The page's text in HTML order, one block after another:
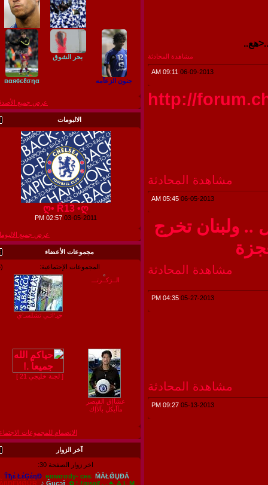
مشاهدة المحادثة
06-09-2013
09:11 AM
http://
مشاهدة المحادثة
06-05-2013
05:45 AM
.. ولبنان تخرج
مشاهدة المحادثة
05-27-2013
04:35 PM
مشاهدة المحادثة
05-13-2013
09:27 PM
ẪβĐẼЙǾỮŘ
جنون الزعآمه
بحر الشوق
вαя¢єℓσηα
عرض جميع الأصدقاء
الالبومات
ღ• Ř13 •ღ
03-05-2011
02:57 PM
عرض جميع الالبومات
مجموعات الأعضاء
المجموعات الإجتماعية:
الــزكــرتـــ
حيـ‘اتـي تشلسـ‘ي
عشآإق القيصر
مآأيكل بآلآإك
[ لجنة خليجي 21 ]
الانضمام للمجموعات الاجتماعية
آخر الزوار
اخر زوار الصفحة 30:
Ťђέ ŁέĢέŋĐ нαмσσdy- cнє ḾẮŁǾЏĐẮ
ẪβĐẼЙǾỮŘ ♪ Ĝucɔɪ̇ ✿ ¦ ƒαιѕαℓ . . ♣. A L M